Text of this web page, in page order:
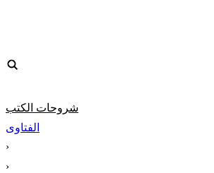
شروحات الكتب
الفتاوى
‹
‹